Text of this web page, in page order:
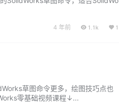
4 年前 1.1k 1
草图命令更多，绘图技巧点也
零基础视频课程↓...